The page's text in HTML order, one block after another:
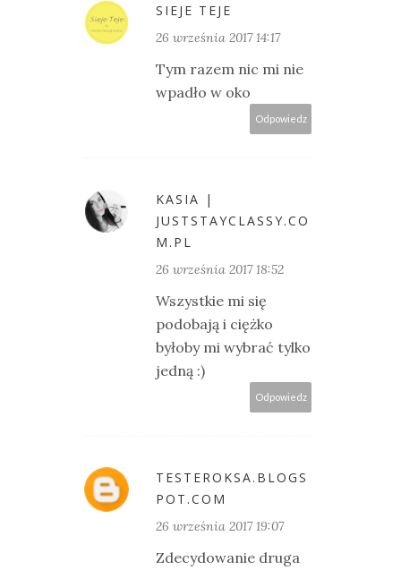
SIEJE TEJE
26 września 2017 14:17
Tym razem nic mi nie
wpadło w oko
Odpowiedz
KASIA |
JUSTSTAYCLASSY.CO
M.PL
26 września 2017 18:52
Wszystkie mi się
podobają i ciężko
byłoby mi wybrać tylko
jedną :)
Odpowiedz
TESTEROKSA.BLOGS
POT.COM
26 września 2017 19:07
Zdecydowanie druga